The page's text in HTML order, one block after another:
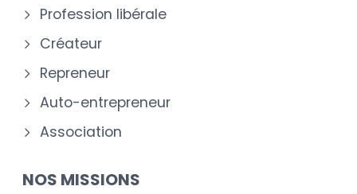
Profession libérale
Créateur
Repreneur
Auto-entrepreneur
Association
NOS MISSIONS